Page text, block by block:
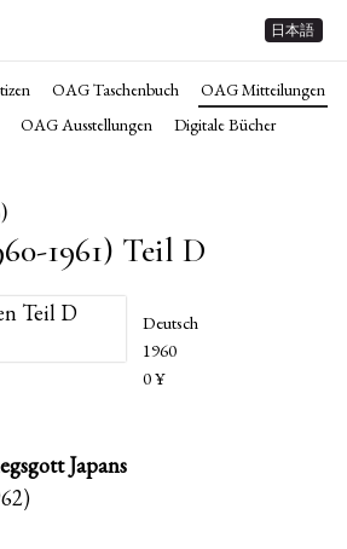
日本語
OAG Taschenbuch
OAG Mitteilungen
OAG Ausstellungen Digitale Bücher
1961) Teil D
Deutsch
1960
0 ¥
Japans